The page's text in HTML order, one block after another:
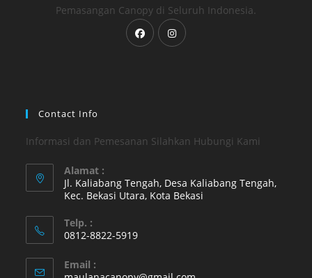
Pemasangan Canopy di Seluruh Indonesia.
Opens
in
Contact Info
Informasi dan Pemesanan Silahkan Hubungi Kami
Alamat :
Jl. Kaliabang Tengah, Desa Kaliabang Tengah,
Kec. Bekasi Utara, Kota Bekasi
in
new
Telp. :
0812-8822-5919
in
Email :